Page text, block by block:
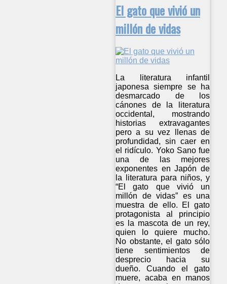
El gato que vivió un
millón de vidas
La literatura infantil
japonesa siempre se ha
desmarcado de los
cánones de la literatura
occidental, mostrando
historias extravagantes
pero a su vez llenas de
profundidad, sin caer en
el ridículo. Yoko Sano fue
una de las mejores
exponentes en Japón de
la literatura para niños, y
“El gato que vivió un
millón de vidas” es una
muestra de ello. El gato
protagonista al principio
es la mascota de un rey,
quien lo quiere mucho.
No obstante, el gato sólo
tiene sentimientos de
desprecio hacia su
dueño. Cuando el gato
muere, acaba en manos